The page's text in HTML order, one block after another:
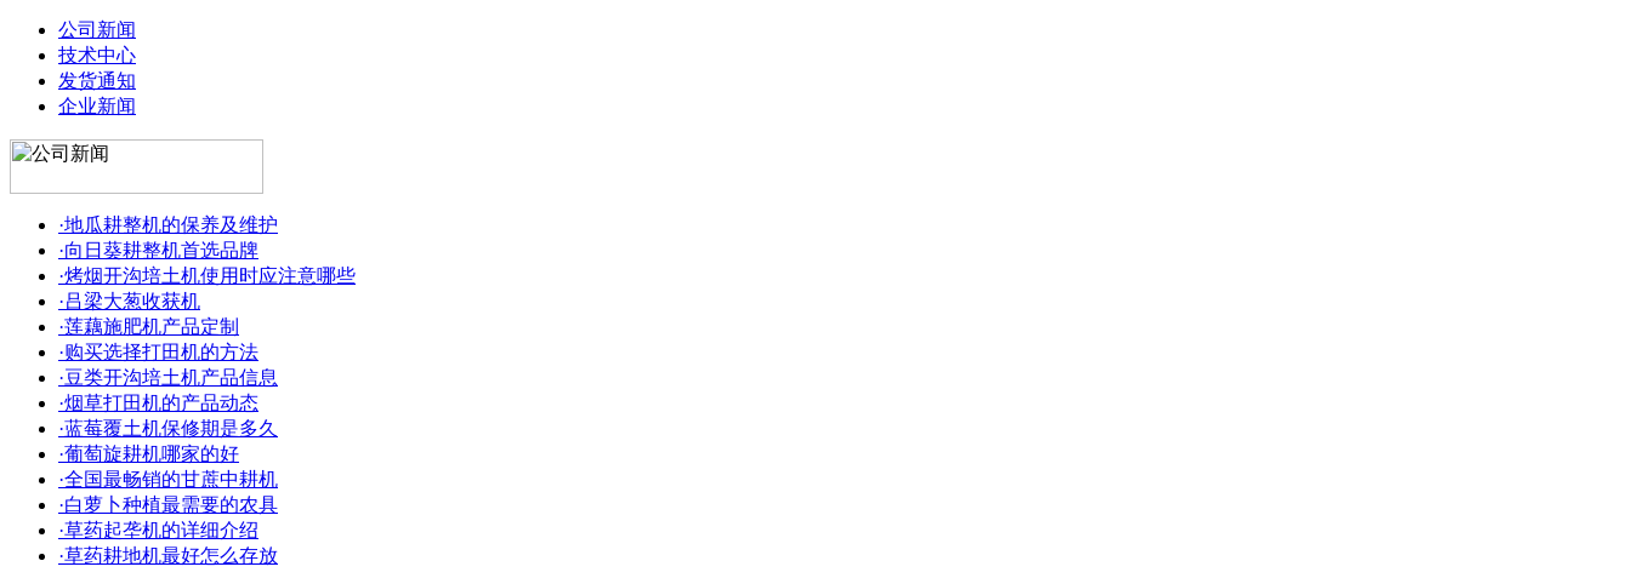
公司新闻
技术中心
发货通知
企业新闻
·地瓜耕整机的保养及维护
·向日葵耕整机首选品牌
·烤烟开沟培土机使用时应注意哪些
·吕梁大葱收获机
·莲藕施肥机产品定制
·购买选择打田机的方法
·豆类开沟培土机产品信息
·烟草打田机的产品动态
·蓝莓覆土机保修期是多久
·葡萄旋耕机哪家的好
·全国最畅销的甘蔗中耕机
·白萝卜种植最需要的农具
·草药起垄机的详细介绍
·草药耕地机最好怎么存放